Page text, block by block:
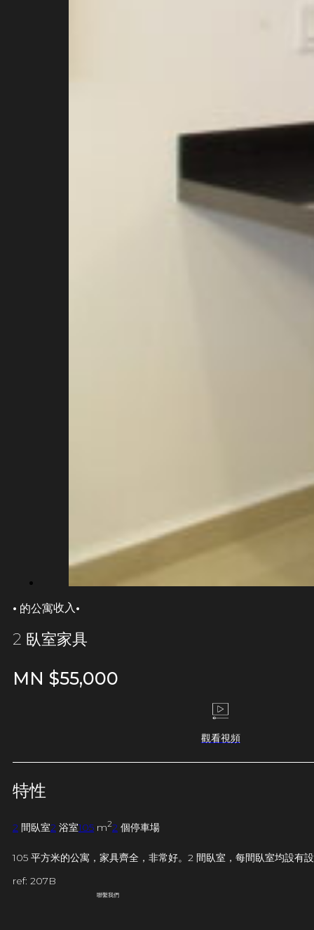
· 的公寓收入 ·
2 臥室家具
MN $55,000
觀看視頻
特性
2 間臥室2 浴室105 m22 個停車場
105 平方米的公寓，家具齊全，非常好。2 間臥室，每間臥室均設有
ref: 207B
聯繫我們